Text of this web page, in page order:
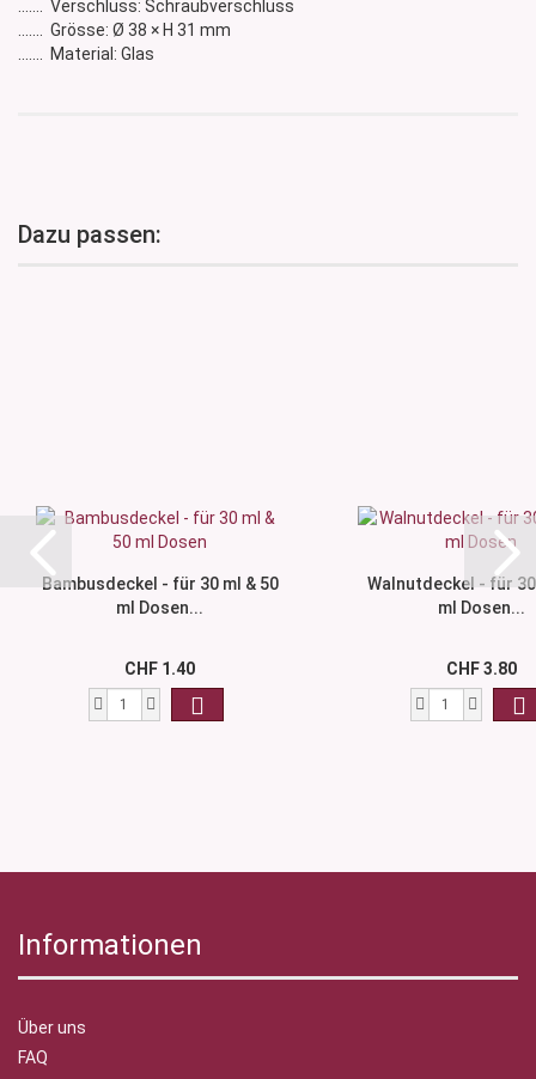
....... Verschluss: Schraubverschluss
....... Grösse: Ø 38 × H 31 mm
....... Material: Glas
Dazu passen:
Bambusdeckel - für 30 ml & 50
ml Dosen...
CHF 1.40
Walnutdeckel - für 30
ml Dosen...
CHF 3.80
Informationen
Über uns
FAQ